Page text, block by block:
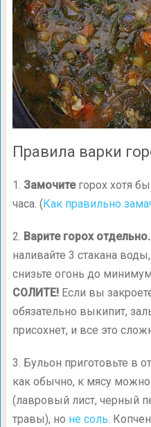
Правила варки
1. Замочите горох хотя
часа. ( Как правильно
2. Варите горох отдельно.
наливайте 3 стакана
снизьте огонь до
СОЛИТЕ!Если вы
обязательно выкипит,
присохнет, и все это
3. Бульон приготовьте в
как обычно, к мясу
(лавровый лист, черный
травы), но не соль.